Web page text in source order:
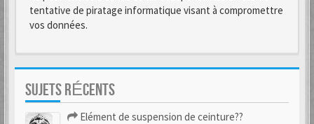
tentative de piratage informatique visant à compromettre
vos données.
SUJETS RÉCENTS
Elément de suspension de ceinture??